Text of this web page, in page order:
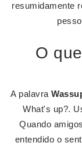
resumidamente
O
A palavra
What's up?.
Quando
entendido o